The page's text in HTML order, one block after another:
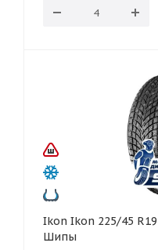
Ikon Ikon 225/45 R19 Autograph Ice 10 SUV 96T
Шипы